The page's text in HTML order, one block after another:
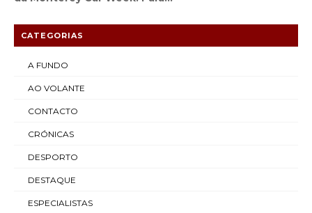
CATEGORIAS
A FUNDO
AO VOLANTE
CONTACTO
CRÓNICAS
DESPORTO
DESTAQUE
ESPECIALISTAS